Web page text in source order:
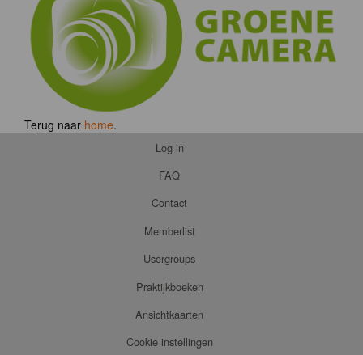
Terug naar home.
Log in
FAQ
Contact
Memberlist
Usergroups
Praktijkboeken
Ansichtkaarten
Cookie instellingen